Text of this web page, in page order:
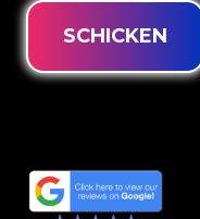
SCHICKEN